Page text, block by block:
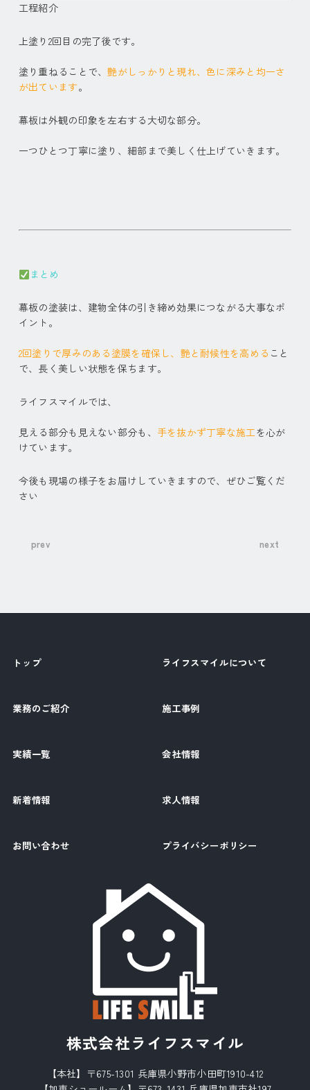
工程紹介
上塗り2回目の完了後です。
塗り重ねることで、艶がしっかりと現れ、色に深みと均一さ
が出ています。
幕板は外観の印象を左右する大切な部分。
一つひとつ丁寧に塗り、細部まで美しく仕上げていきます。
まとめ
幕板の塗装は、建物全体の引き締め効果につながる大事なポ
イント。
2回塗りで厚みのある塗膜を確保し、艶と耐候性を高める こと
で、長く美しい状態を保ちます。
ライフスマイルでは、
見える部分も見えない部分も、 手を抜かず丁寧な施工を心が
けています。
今後も現場の様子をお届けしていきますので、ぜひご覧くだ
さい
prev next
株式会社ライフスマイル
【本社】〒675-1301 兵庫県小野市小田町1910-412
トップ ライフスマイルについて
業務のご紹介 施工事例
実績一覧 会社情報
新着情報 求人情報
お問い合わせ プライバシーポリシー